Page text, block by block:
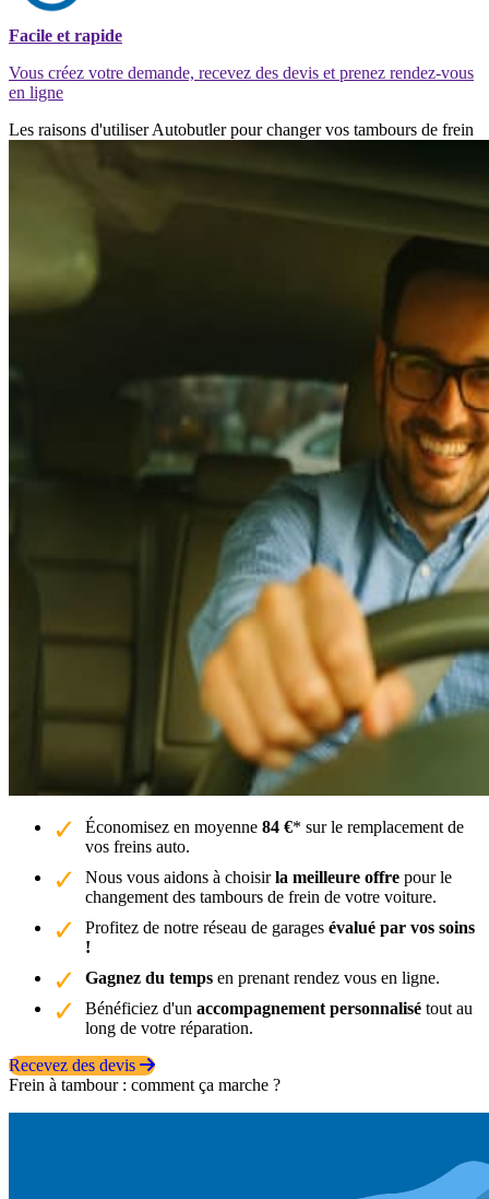
Facile et rapide
Vous créez votre demande, recevez des devis et prenez rendez-vous
en ligne
Les raisons d'utiliser Autobutler pour changer vos tambours de frein
Économisez en moyenne 84 €* sur le remplacement de
vos freins auto.
Nous vous aidons à choisirla meilleure offre pour le
changement des tambours de frein de votre voiture.
Profitez de notre réseau de garages évalué par vos soins
!
Gagnez du temps en prenant rendez vous en ligne.
Bénéficiez d'un accompagnement personnalisé tout au
long de votre réparation.
Recevez des devis
Frein à tambour : comment ça marche ?